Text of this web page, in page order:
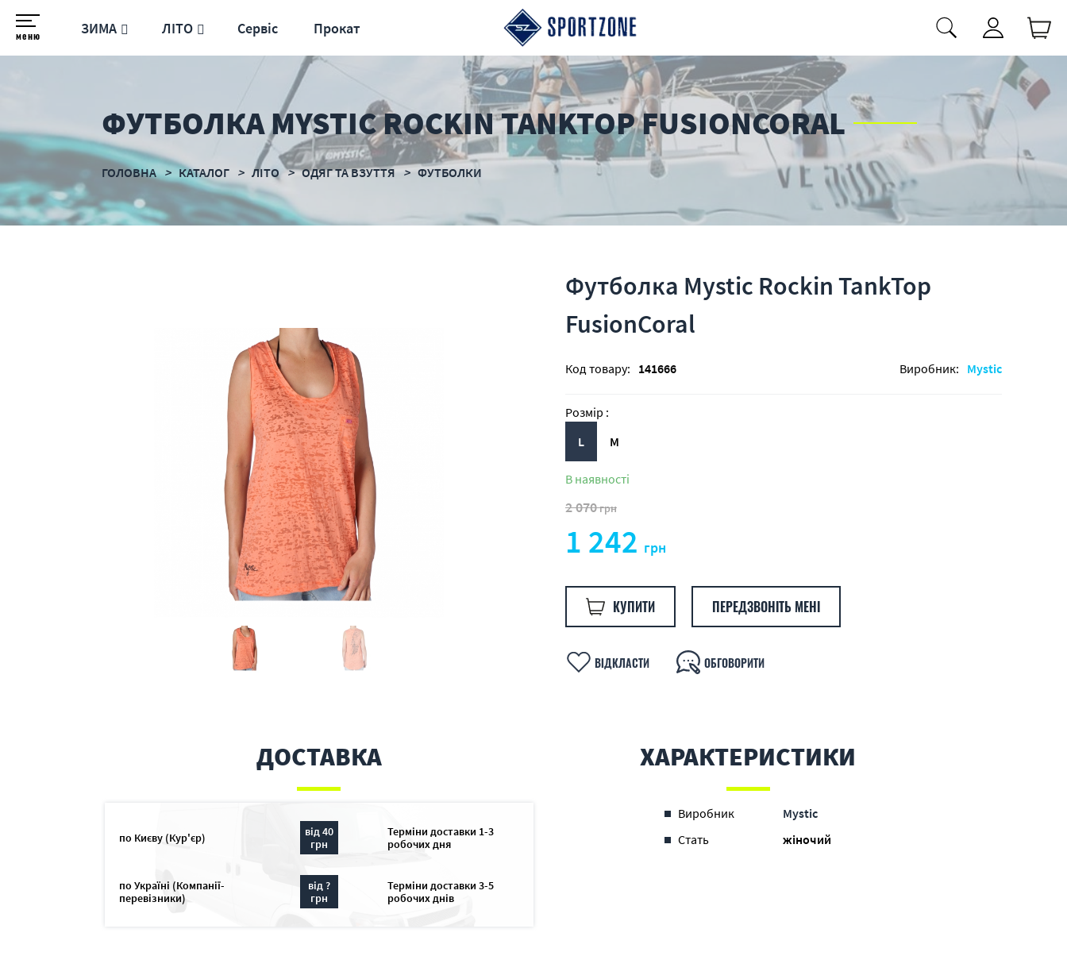
меню ЗИМА ЛІТО Сервіс Прокат
ФУТБОЛКА MYSTIC ROCKIN TANKTOP FUSIONCORAL
ГОЛОВНА КАТАЛОГ ЛІТО ОДЯГ ТА ВЗУТТЯ ФУТБОЛКИ
Футболка Mystic Rockin TankTop
FusionCoral
Код товару: 141666 Виробник: Mystic
Розмір :
L
M
В наявності
2 070грн
1 242 грн
КУПИТИ ПЕРЕДЗВОНІТЬ МЕНІ
ВІДКЛАСТИ ОБГОВОРИТИ
ДОСТАВКА
по Києву (Кур'єр)
від 40
грн
Терміни доставки 1-3
робочих дня
по Україні (Компанії-
перевізники)
від ?
грн
Терміни доставки 3-5
робочих днів
ХАРАКТЕРИСТИКИ
Виробник
Mystic
Стать
жіночий